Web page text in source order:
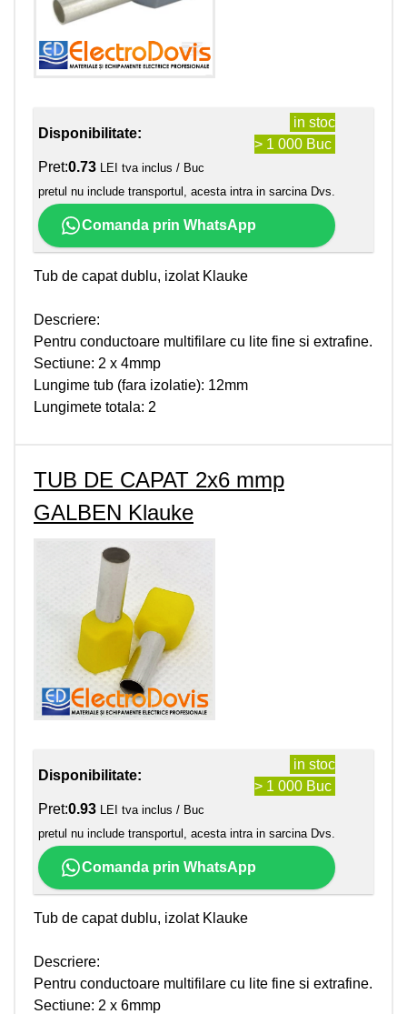
Disponibilitate:
in stoc
> 1 000 Buc
Pret:0.73 LEI tva inclus / Buc
pretul nu include transportul, acesta intra in sarcina Dvs.
Comanda prin WhatsApp
Tub de capat dublu, izolat Klauke
Descriere:
Pentru conductoare multifilare cu lite fine si extrafine.
Sectiune: 2 x 4mmp
Lungime tub (fara izolatie): 12mm
Lungimete totala: 2
TUB DE CAPAT 2x6 mmp
GALBEN Klauke
Disponibilitate:
in stoc
> 1 000 Buc
Pret:0.93 LEI tva inclus / Buc
pretul nu include transportul, acesta intra in sarcina Dvs.
Comanda prin WhatsApp
Tub de capat dublu, izolat Klauke
Descriere:
Pentru conductoare multifilare cu lite fine si extrafine.
Sectiune: 2 x 6mmp